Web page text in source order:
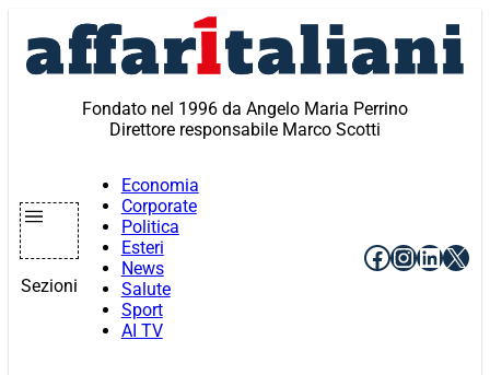
contenuto
Fondato nel 1996 da Angelo Maria Perrino
Direttore responsabile Marco Scotti
Sezioni
Economia
Corporate
Politica
Esteri
News
Salute
Sport
AI TV
Facebook
X